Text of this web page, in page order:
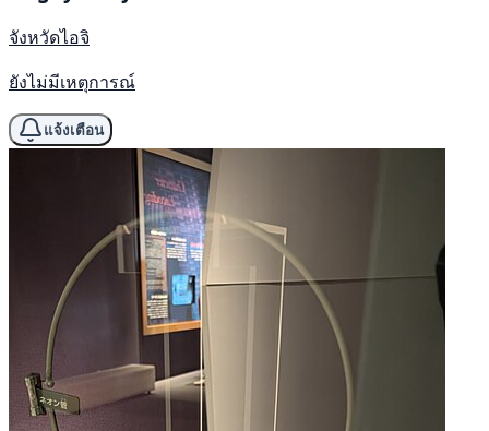
จังหวัดไอจิ
ยังไม่มีเหตุการณ์
แจ้งเตือน